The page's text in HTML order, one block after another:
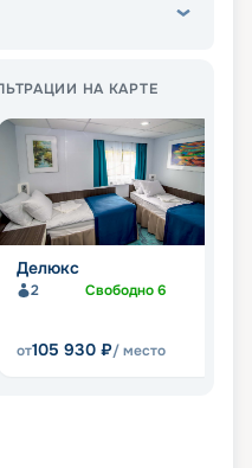
НА КАРТЕ
Делюкс
2 Свободно6
от105 930 ₽/ место